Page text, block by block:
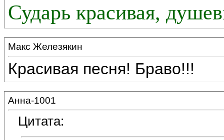
Сударь красивая,
Макс Железякин
Красивая песня! Браво!!!
Анна-1001
Цитата: